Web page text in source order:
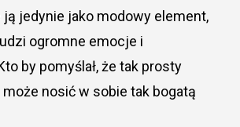
jedynie jako modowy element,
ogromne emocje i
by pomyślał, że tak prosty
nosić w sobie tak bogatą